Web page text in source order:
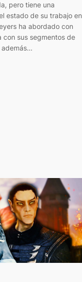
pero tiene una
estado de su trabajo en
ha abordado con
con sus segmentos de
además…